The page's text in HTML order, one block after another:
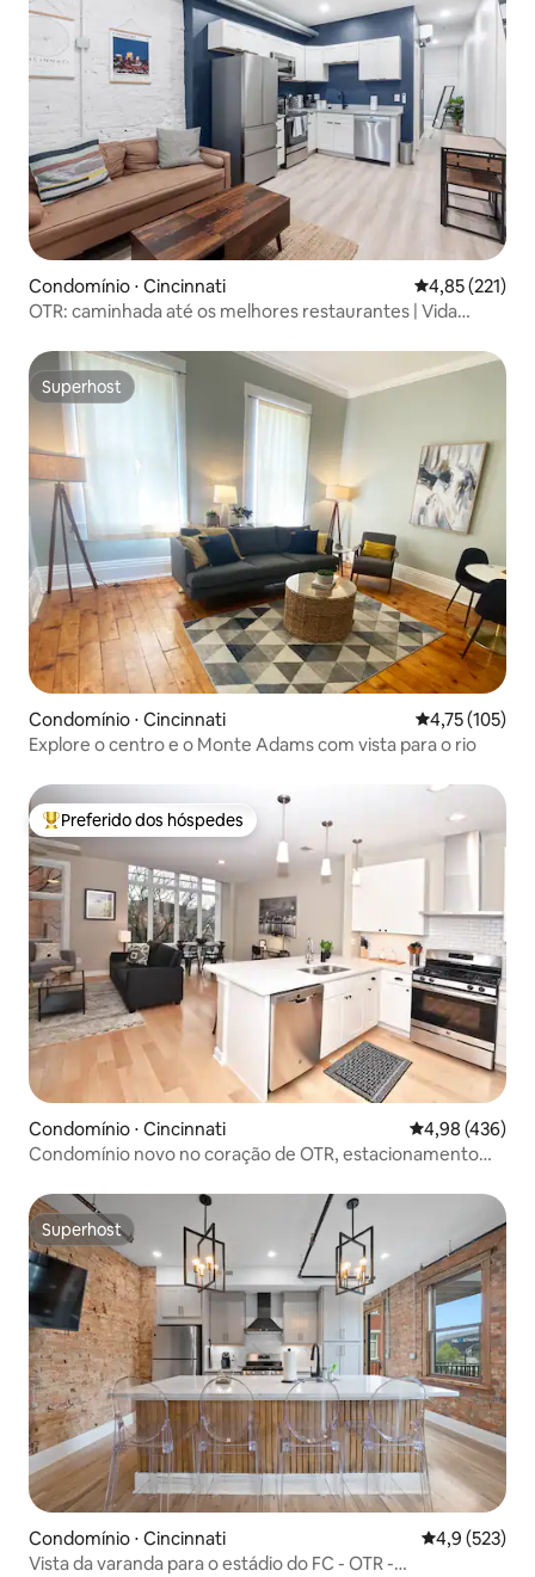
Condomínio ⋅ Cincinnati 4,85 de uma
4,85 (221)
OTR: caminhada até os melhores restaurantes | Vida
Superhost
Superhost
Condomínio ⋅ Cincinnati 4,75 de uma
4,75 (105)
Explore o centro e o Monte Adams com vista para o rio
Entre os melhores preferidos dos hóspedes
Preferido dos hóspedes
Condomínio ⋅ Cincinnati 4,98 de uma
4,98 (436)
Condomínio novo no coração de OTR, estacionamento
Superhost
Superhost
Condomínio ⋅ Cincinnati 4,9 de uma
4,9 (523)
Vista da varanda para o estádio do FC - OTR -